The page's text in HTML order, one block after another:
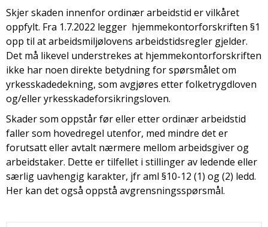
Skjer skaden innenfor ordinær arbeidstid er vilkåret
oppfylt. Fra 1.7.2022 legger hjemmekontorforskriften §1
opp til at arbeidsmiljølovens arbeidstidsregler gjelder.
Det må likevel understrekes at hjemmekontorforskriften
ikke har noen direkte betydning for spørsmålet om
yrkesskadedekning, som avgjøres etter folketrygdloven
og/eller yrkesskadeforsikringsloven.
Skader som oppstår før eller etter ordinær arbeidstid
faller som hovedregel utenfor, med mindre det er
forutsatt eller avtalt nærmere mellom arbeidsgiver og
arbeidstaker. Dette er tilfellet i stillinger av ledende eller
særlig uavhengig karakter, jfr aml §10-12 (1) og (2) ledd.
Her kan det også oppstå avgrensningsspørsmål.